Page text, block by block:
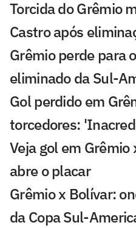
Torcida do Grêmio
Castro após
Grêmio perde para
eliminado da Sul-
Gol perdido em
torcedores:
Veja gol em
abre o placar
Grêmio x Bolívar:
da Copa Sul-